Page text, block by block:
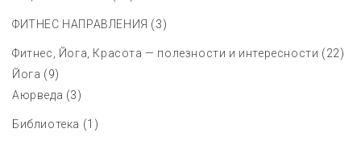
ФИТНЕС НАПРАВЛЕНИЯ (3)
Фитнес, Йога, Красота — полезности и интересности (22)
Йога (9)
Аюрведа (3)
Библиотека (1)